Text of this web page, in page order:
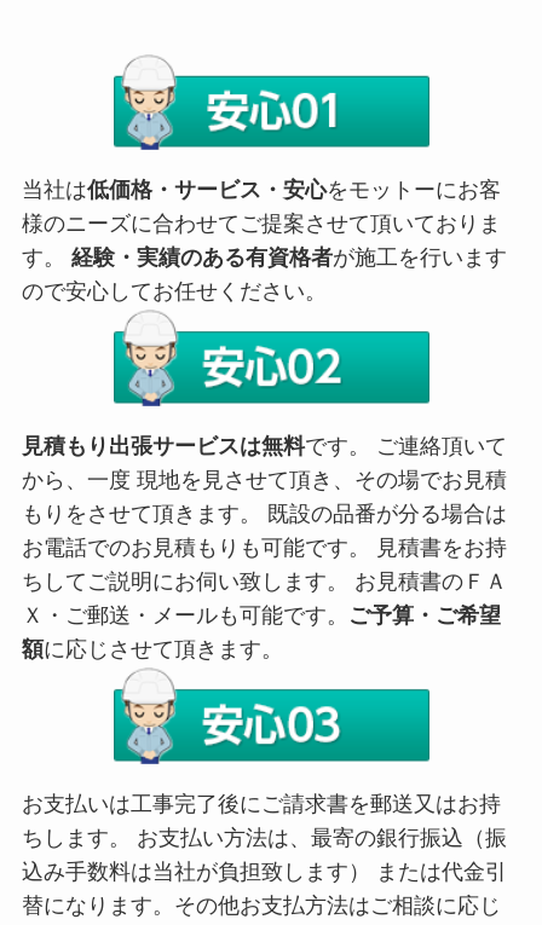
当社は低価格・サービス・安心をモットーにお客
様のニーズに合わせてご提案させて頂いておりま
す。 経験・実績のある有資格者が施工を行います
ので安心してお任せください。
見積もり出張サービスは無料です。 ご連絡頂いて
から、一度 現地を見させて頂き、その場でお見積
もりをさせて頂きます。 既設の品番が分る場合は
お電話でのお見積もりも可能です。 見積書をお持
ちしてご説明にお伺い致します。 お見積書のＦＡ
Ｘ・ご郵送・メールも可能です。
ご予算・ご希望
額に応じさせて頂きます。
お支払いは工事完了後にご請求書を郵送又はお持
ちします。 お支払い方法は、最寄の銀行振込（振
込み手数料は当社が負担致します） または代金引
替になります。その他お支払方法はご相談に応じ